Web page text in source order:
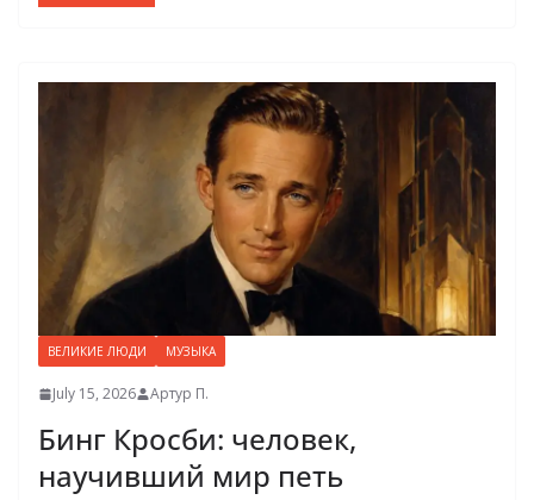
ВЕЛИКИЕ ЛЮДИ МУЗЫКА
July 15, 2026 Артур П.
Бинг Кросби: человек,
научивший мир петь